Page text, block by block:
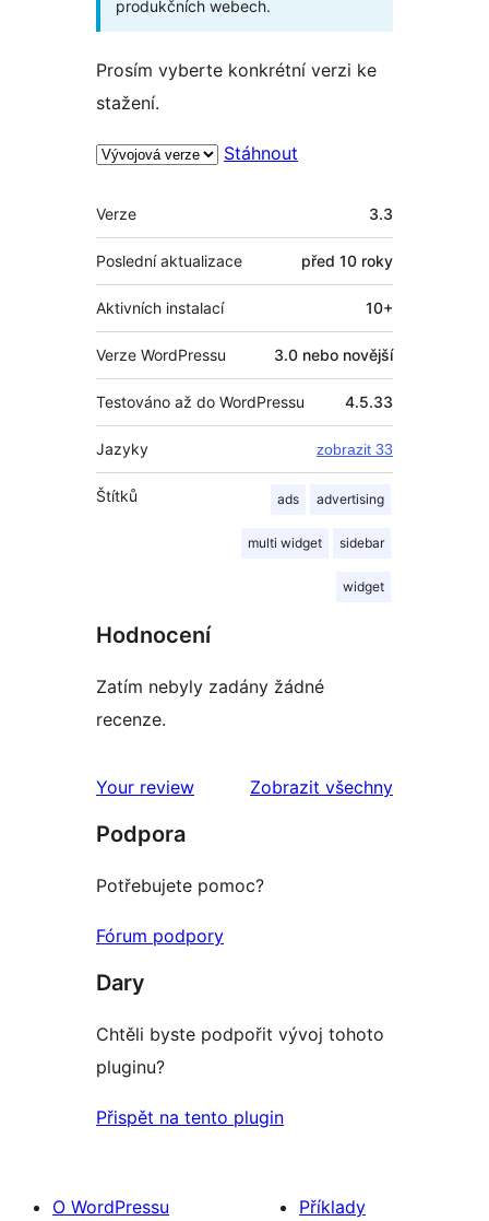
produkčních webech.
Prosím vyberte konkrétní verzi ke
stažení.
Stáhnout
Meta
Verze 3.3
Poslední aktualizace před 10 roky
Aktivních instalací 10+
Verze WordPressu 3.0 nebo novější
Testováno až do WordPressu 4.5.33
Jazyky zobrazit 33
Štítků ads advertising
multi widget sidebar
widget
Hodnocení
Zatím nebyly zadány žádné
recenze.
Your review Zobrazit všechnyrecenze
Podpora
Potřebujete pomoc?
Fórum podpory
Dary
Chtěli byste podpořit vývoj tohoto
pluginu?
Přispět na tento plugin
O WordPressu
Příklady